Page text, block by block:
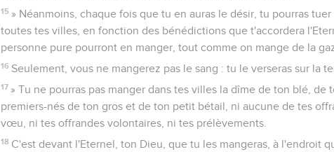
15 » Néanmoins, chaque fois que tu en auras le désir, tu pourras
toutes tes villes, en fonction des bénédictions que t'accordera
personne pure pourront en manger, tout comme on mange de la
16 Seulement, vous ne mangerez pas le sang : tu le verseras sur la
17 » Tu ne pourras pas manger dans tes villes la dîme de ton blé,
premiers-nés de ton gros et de ton petit bétail, ni aucune de tes
vœu, ni tes offrandes volontaires, ni tes prélèvements.
18 C'est devant l'Eternel, ton Dieu, que tu les mangeras, à l'endroit